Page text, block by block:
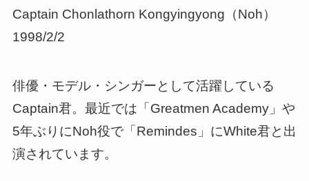
Captain Chonlathorn Kongyingyong（Noh）
1998/2/2
俳優・モデル・シンガーとして活躍している
Captain君。最近では「Greatmen Academy」や
5年ぶりにNoh役で「Remindes」にWhite君と出
演されています。